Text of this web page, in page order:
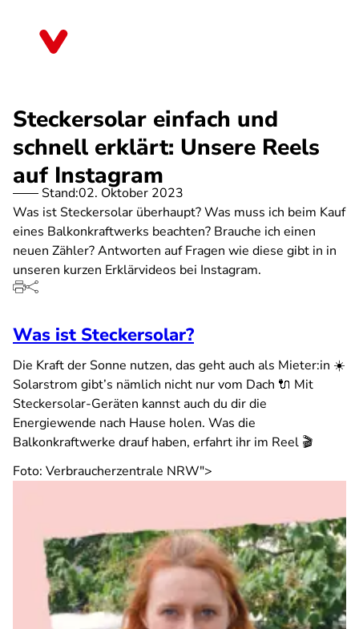
Steckersolar einfach und
schnell erklärt: Unsere Reels
auf Instagram
Stand:02. Oktober 2023
Was ist Steckersolar überhaupt? Was muss ich beim Kauf
eines Balkonkraftwerks beachten? Brauche ich einen
neuen Zähler? Antworten auf Fragen wie diese gibt in in
unseren kurzen Erklärvideos bei Instagram.
Was ist Steckersolar?
Die Kraft der Sonne nutzen, das geht auch als Mieter:in ☀️
Solarstrom gibt’s nämlich nicht nur vom Dach 🔌 Mit
Steckersolar-Geräten kannst auch du dir die
Energiewende nach Hause holen. Was die
Balkonkraftwerke drauf haben, erfahrt ihr im Reel 🎬
Foto: Verbraucherzentrale NRW">